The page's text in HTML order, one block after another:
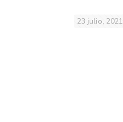
23 julio, 2021